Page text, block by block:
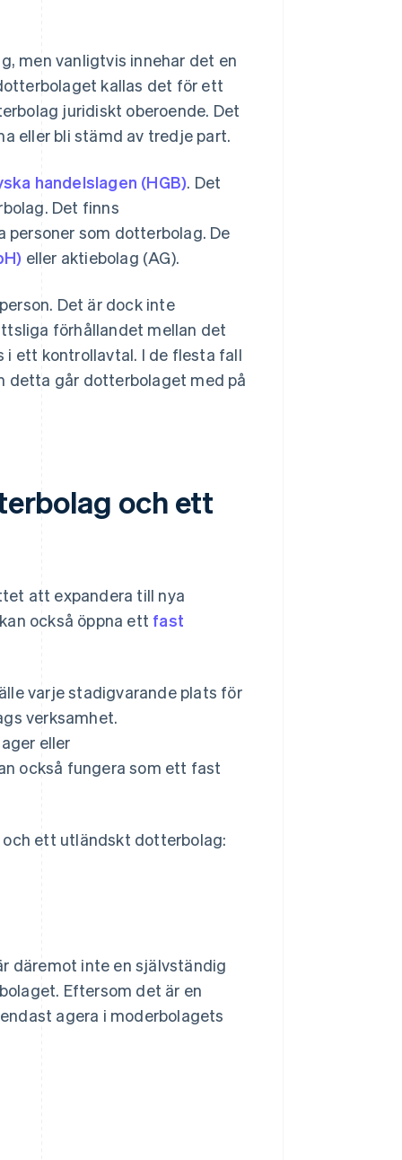
men vanligtvis innehar det en
kallas det för ett
juridiskt oberoende. Det
eller bli stämd av tredje part.
handelslagen (HGB). Det
Det finns
som dotterbolag. De
eller aktiebolag (AG).
Det är dock inte
förhållandet mellan det
ett kontrollavtal. I de flesta fall
detta går dotterbolaget med på
och ett
att expandera till nya
också öppna ett fast
varje stadigvarande plats för
verksamhet.
eller
också fungera som ett fast
ett utländskt dotterbolag:
däremot inte en självständig
Eftersom det är en
agera i moderbolagets